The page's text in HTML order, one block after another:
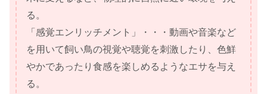
る。
「感覚エンリッチメント」・・・動画や音楽など
を用いて飼い鳥の視覚や聴覚を刺激したり、色鮮
やかであったり食感を楽しめるようなエサを与え
る。